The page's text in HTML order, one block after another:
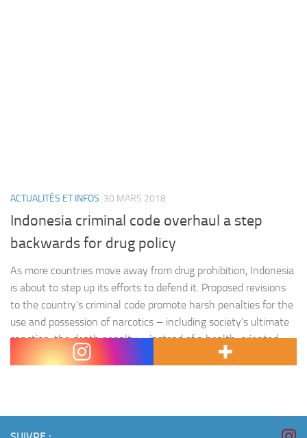
ACTUALITÉS ET INFOS 30 MARS 2018
Indonesia criminal code overhaul a step
backwards for drug policy
As more countries move away from drug prohibition, Indonesia
is about to step up its efforts to defend it. Proposed revisions
to the country’s criminal code promote harsh penalties for the
use and possession of narcotics – including society’s ultimate
sanction, the death penalty – instead of a health-oriented
approach. Rather than enabling a safer,…